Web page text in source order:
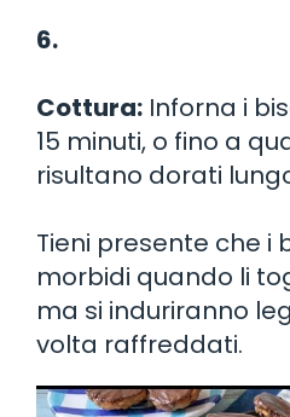
6.
Cottura: Inforna i
15 minuti, o fino a
risultano dorati
Tieni presente che i
morbidi quando li
ma si induriranno
volta raffreddati.